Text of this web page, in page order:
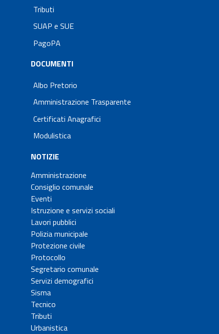
Tributi
SUAP e SUE
PagoPA
DOCUMENTI
Albo Pretorio
Amministrazione Trasparente
Certificati Anagrafici
Modulistica
NOTIZIE
Amministrazione
Consiglio comunale
Eventi
Istruzione e servizi sociali
Lavori pubblici
Polizia municipale
Protezione civile
Protocollo
Segretario comunale
Servizi demografici
Sisma
Tecnico
Tributi
Urbanistica